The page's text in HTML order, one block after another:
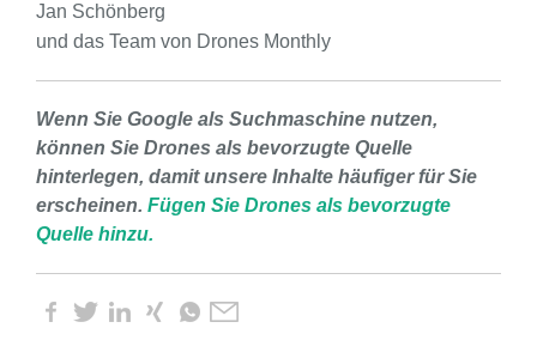
Jan Schönberg
und das Team von Drones Monthly
Wenn Sie Google als Suchmaschine nutzen,
können Sie Drones als bevorzugte Quelle
hinterlegen, damit unsere Inhalte häufiger für Sie
erscheinen. Fügen Sie Drones als bevorzugte
Quelle hinzu.